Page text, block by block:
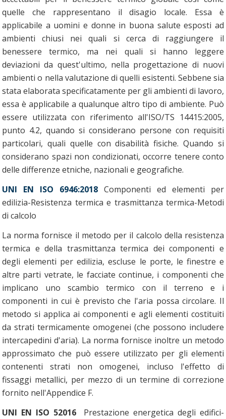
quelle che rappresentano il disagio locale. Essa è
applicabile a uomini e donne in buona salute esposti ad
ambienti chiusi nei quali si cerca di raggiungere il
benessere termico, ma nei quali si hanno leggere
deviazioni da quest'ultimo, nella progettazione di nuovi
ambienti o nella valutazione di quelli esistenti. Sebbene sia
stata elaborata specificatamente per gli ambienti di lavoro,
essa è applicabile a qualunque altro tipo di ambiente. Può
essere utilizzata con riferimento all'ISO/TS 14415:2005,
punto 4.2, quando si considerano persone con requisiti
particolari, quali quelle con disabilità fisiche. Quando si
considerano spazi non condizionati, occorre tenere conto
delle differenze etniche, nazionali e geografiche.
UNI EN ISO 6946:2018 Componenti ed elementi per
edilizia-Resistenza termica e trasmittanza termica-Metodi
di calcolo
La norma fornisce il metodo per il calcolo della resistenza
termica e della trasmittanza termica dei componenti e
degli elementi per edilizia, escluse le porte, le finestre e
altre parti vetrate, le facciate continue, i componenti che
implicano uno scambio termico con il terreno e i
componenti in cui è previsto che l'aria possa circolare. Il
metodo si applica ai componenti e agli elementi costituiti
da strati termicamente omogenei (che possono includere
intercapedini d'aria). La norma fornisce inoltre un metodo
approssimato che può essere utilizzato per gli elementi
contenenti strati non omogenei, incluso l'effetto di
fissaggi metallici, per mezzo di un termine di correzione
fornito nell'Appendice F.
UNI EN ISO 52016Prestazione energetica degli edifici-